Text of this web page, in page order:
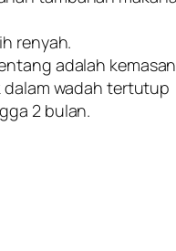
renyah.
adalah
dalam wadah tertutup
2 bulan.